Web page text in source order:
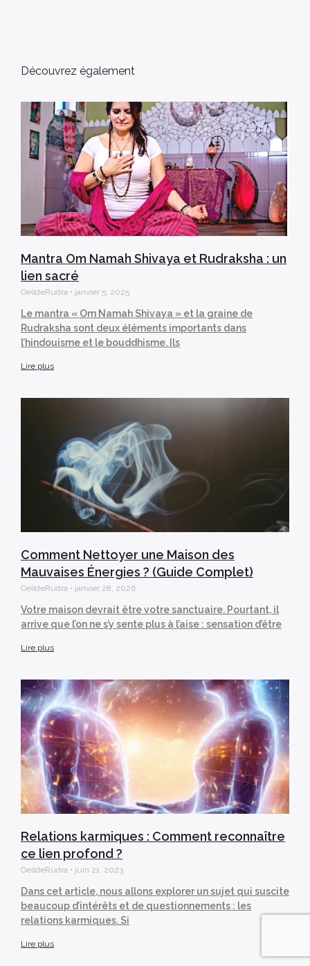
Découvrez également
Mantra Om Namah Shivaya et Rudraksha : un
lien sacré
OeildeRudra janvier 5, 2025
Le mantra « Om Namah Shivaya » et la graine de
Rudraksha sont deux éléments importants dans
l’hindouisme et le bouddhisme. Ils
Lire plus
Comment Nettoyer une Maison des
Mauvaises Énergies ? (Guide Complet)
OeildeRudra janvier 28, 2026
Votre maison devrait être votre sanctuaire. Pourtant, il
arrive que l’on ne s’y sente plus à l’aise : sensation d’être
Lire plus
Relations karmiques : Comment reconnaître
ce lien profond ?
OeildeRudra juin 21, 2023
Dans cet article, nous allons explorer un sujet qui suscite
beaucoup d’intérêts et de questionnements : les
relations karmiques. Si
Lire plus